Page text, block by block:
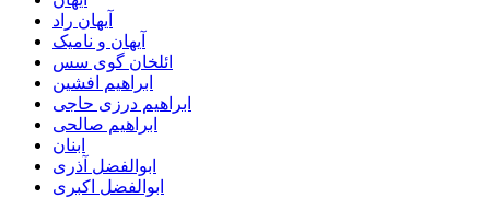
آیهان راد
آیهان و نامیک
ائلخان گوی سس
ابراهیم افشین
ابراهیم درزی حاجی
ابراهیم صالحی
ابنان
ابوالفضل آذری
ابوالفضل اکبری